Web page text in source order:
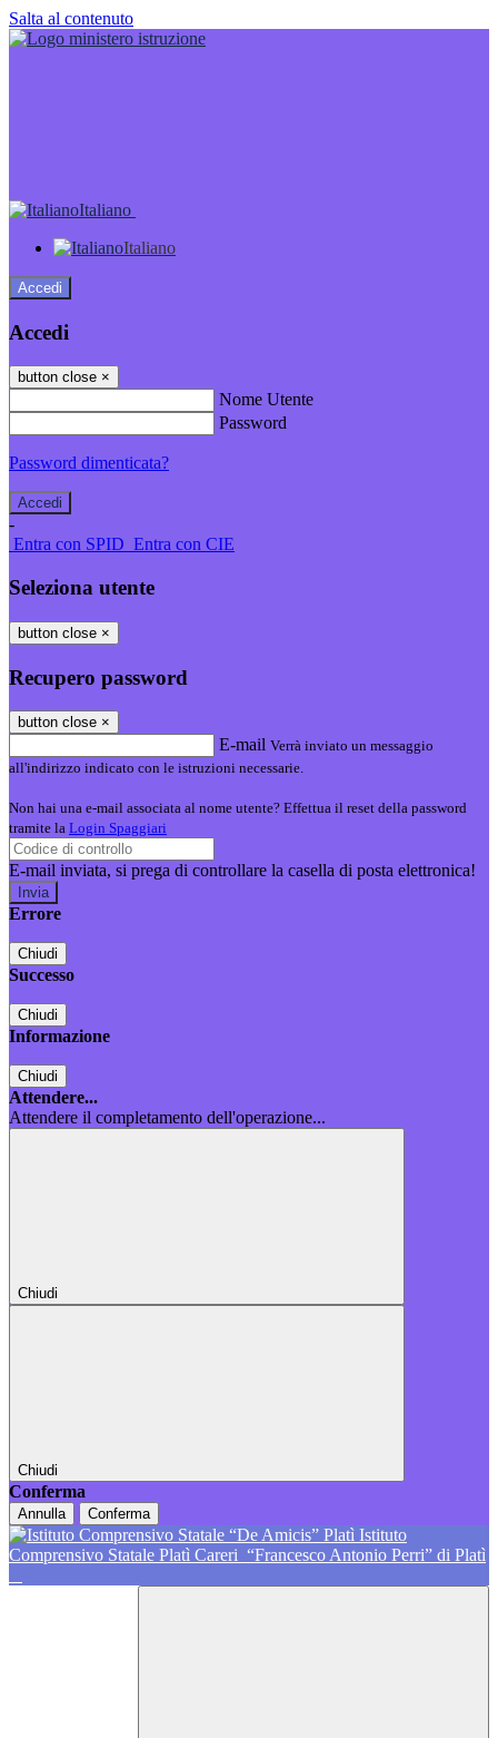
Salta al contenuto
Italiano
Italiano
Accedi
Accedi
button close ×
Nome Utente
Password
Password dimenticata?
-
Entra con SPID Entra con CIE
Seleziona utente
button close ×
Recupero password
button close ×
E-mail Verrà inviato un messaggio
all'indirizzo indicato con le istruzioni necessarie.
Non hai una e-mail associata al nome utente? Effettua il reset della password
tramite la Login Spaggiari
E-mail inviata, si prega di controllare la casella di posta elettronica!
Errore
Chiudi
Successo
Chiudi
Informazione
Chiudi
Attendere...
Attendere il completamento dell'operazione...
Chiudi
Chiudi
Conferma
Annulla Conferma
Istituto
Comprensivo Statale Platì Careri “Francesco Antonio Perri” di Platì